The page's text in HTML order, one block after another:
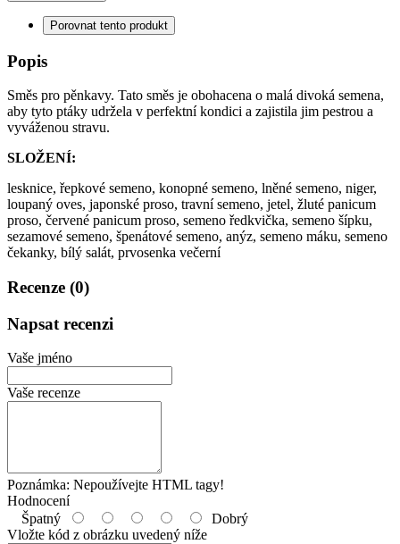
Porovnat tento produkt
Popis
Směs pro pěnkavy. Tato směs je obohacena o malá divoká semena,
aby tyto ptáky udržela v perfektní kondici a zajistila jim pestrou a
vyváženou stravu.
SLOŽENÍ:
lesknice, řepkové semeno, konopné semeno, lněné semeno, niger,
loupaný oves, japonské proso, travní semeno, jetel, žluté panicum
proso, červené panicum proso, semeno ředkvička, semeno šípku,
sezamové semeno, špenátové semeno, anýz, semeno máku, semeno
čekanky, bílý salát, prvosenka večerní
Recenze (0)
Napsat recenzi
Vaše jméno
Vaše recenze
Poznámka: Nepoužívejte HTML tagy!
Hodnocení
Špatný
Dobrý
Vložte kód z obrázku uvedený níže